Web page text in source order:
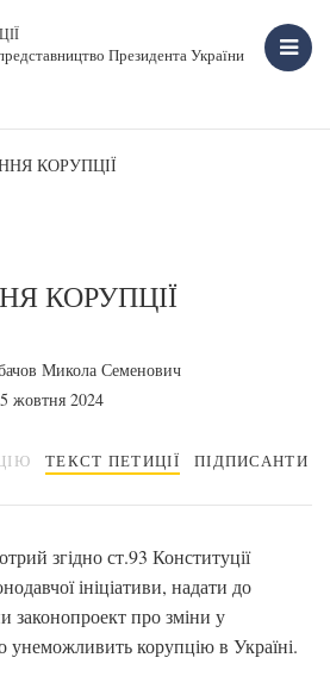
Президента України
КОРУПЦІЇ
КОРУПЦІЇ
Микола Семенович
жовтня 2024
ТЕКСТ ПЕТИЦІЇ ПІДПИСАНТИ
згідно ст.93 Конституції
ініціативи, надати до
законопроект про зміни у
корупцію в Україні.